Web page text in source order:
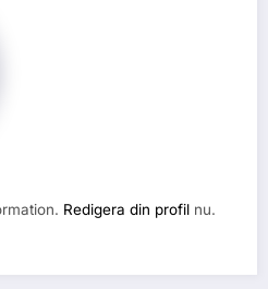
Redigera din profil nu.